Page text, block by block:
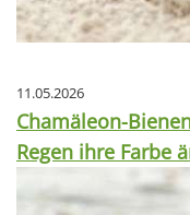
11.05.2026
Chamäleon-
Regen ihre Farbe